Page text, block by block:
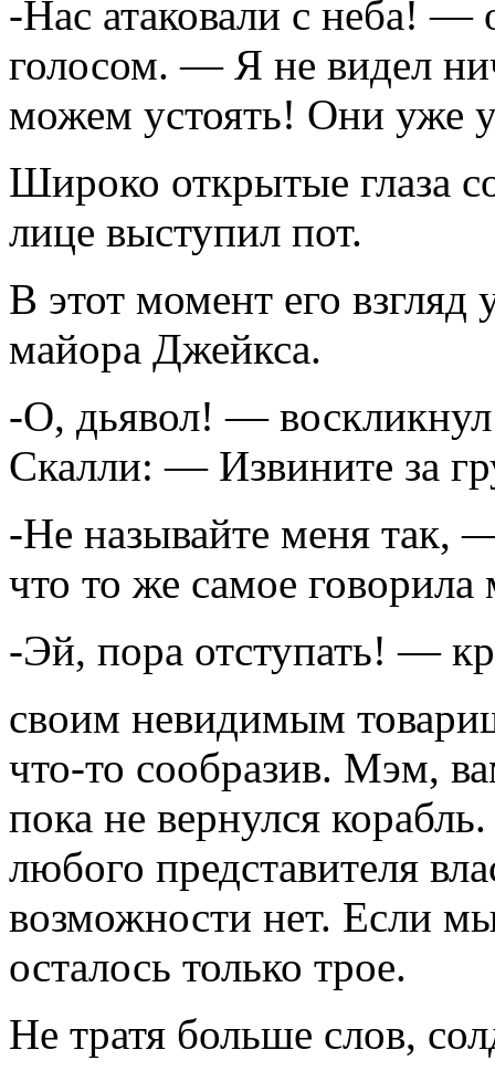
-Нас атаковали с неба!
голосом. — Я не видел
можем устоять! Они уже
Широко открытые глаза
лице выступил пот.
В этот момент его взгляд
майора Джейкса.
-О, дьявол! —
Скалли: — Извините за
-Не называйте меня так,
что то же самое говорила
-Эй, пора отступать! —
своим невидимым
что-то сообразив. Мэм,
пока не вернулся
любого представителя
возможности нет. Если
осталось только трое.
Не тратя больше слов,